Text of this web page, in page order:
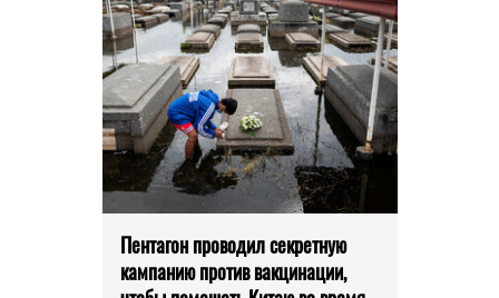
Пентагон проводил секретную
кампанию против вакцинации,